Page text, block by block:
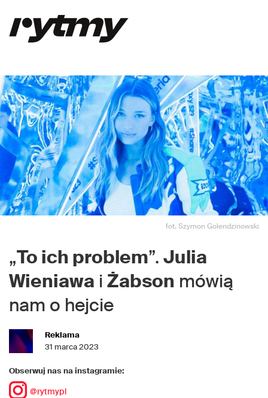
fot. Szymon Golendzinowski
„To ich problem”. Julia
Wieniawa i Żabson mówią
nam o hejcie
Reklama
31 marca 2023
Obserwuj nas na instagramie:
@rytmypl